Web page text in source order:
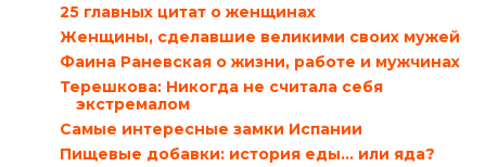
25 главных цитат о женщинах
Женщины, сделавшие великими своих мужей
Фаина Раневская о жизни, работе и мужчинах
Терешкова: Никогда не считала себя
экстремалом
Самые интересные замки Испании
Пищевые добавки: история еды... или яда?